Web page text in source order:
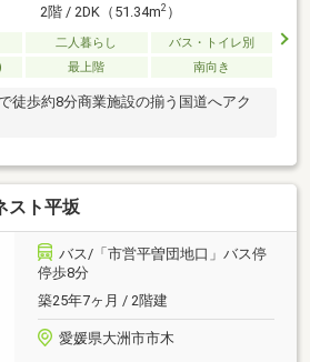
2階 / 2DK（51.34m2）
二人暮らし
バス・トイレ別
最上階 南向き
徒歩約8分商業施設の揃う国道へアク
スト平坂
バス/「市営平曽団地口」バス停
停歩8分
築25年7ヶ月 / 2階建
愛媛県大洲市市木